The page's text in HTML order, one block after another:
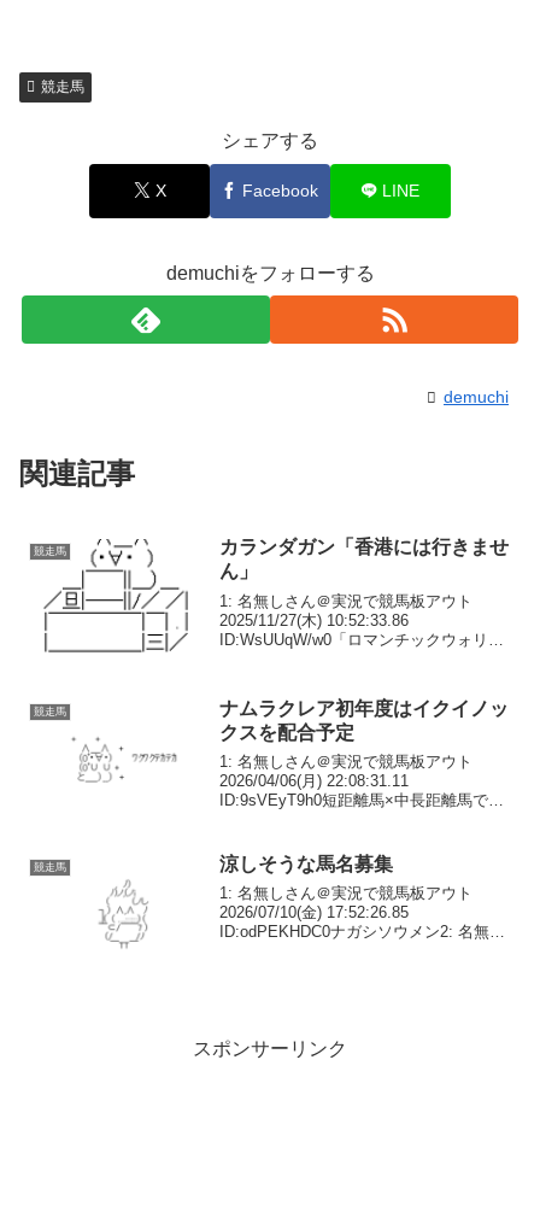
競走馬
シェアする
X Facebook LINE
demuchiをフォローする
demuchi
関連記事
競走馬
カランダガン「香港には行きませ
ん」
1: 名無しさん＠実況で競馬板アウト
2025/11/27(木) 10:52:33.86
ID:WsUUqW/w0「ロマンチックウォリア
スポーツ2: 名無しさん＠...
競走馬
ナムラクレア初年度はイクイノッ
クスを配合予定
1: 名無しさん＠実況で競馬板アウト
2026/04/06(月) 22:08:31.11
ID:9sVEyT9h0短距離馬×中長距離馬でど
競走馬 涼しそうな馬名募集
1: 名無しさん＠実況で競馬板アウト
2026/07/10(金) 17:52:26.85
ID:odPEKHDC0ナガシソウメン2: 名無し
スポンサーリンク